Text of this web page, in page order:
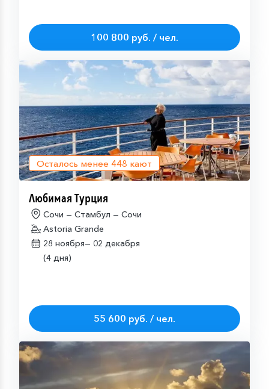
100 800 руб. / чел.
Осталось менее 448 кают
Любимая Турция
Сочи — Стамбул — Сочи
Astoria Grande
28 ноября— 02 декабря
(4 дня)
55 600 руб. / чел.